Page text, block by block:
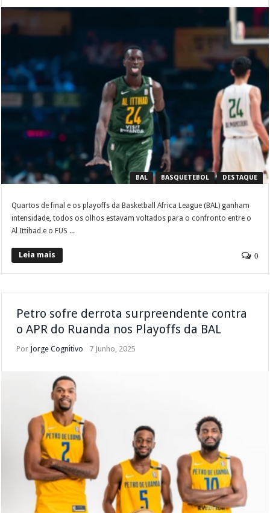
BAL BASQUETEBOL DESTAQUE
Quartos de final e os playoffs da Basketball Africa League (BAL) ganham
intensidade, todos os olhos estavam voltados para o confronto entre o
Al Ittihad e o FUS ...
Leia mais 0
Petro sofre derrota surpreendente contra
o APR do Ruanda nos Playoffs da BAL
Por Jorge Cognitivo 7 Junho, 2025